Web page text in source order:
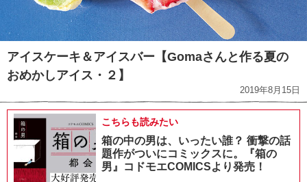
アイスケーキ＆アイスバー【Gomaさんと作る夏の
おめかしアイス・２】
2019年8月15日
こちらも読みたい
箱の中の男は、いったい誰？ 衝撃の話
題作がついにコミックスに。『箱の
男』コドモエCOMICSより発売！